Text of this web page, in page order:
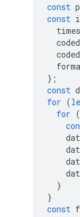
const
const
};
const
for (
for (
}
}
const